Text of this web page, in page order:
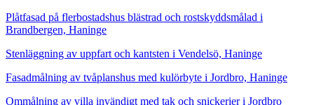
Plåtfasad på flerbostadshus blästrad och rostskyddsmålad i
Brandbergen, Haninge
Stenläggning av uppfart och kantsten i Vendelsö, Haninge
Fasadmålning av tvåplanshus med kulörbyte i Jordbro, Haninge
Ommålning av villa invändigt med tak och snickerier i Jordbro